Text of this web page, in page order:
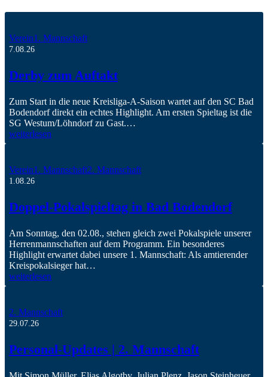
Verein1. Mannschaft
7.08.26
Derby zum Auftakt
Zum Start in die neue Kreisliga-A-Saison wartet auf den SC Bad
Bodendorf direkt ein echtes Highlight. Am ersten Spieltag ist die
SG Westum/Löhndorf zu Gast.…
weiterlesen
Verein1. Mannschaft2. Mannschaft
1.08.26
Doppel-Pokalspieltag in Bad Bodendorf
Am Sonntag, den 02.08., stehen gleich zwei Pokalspiele unserer
Herrenmannschaften auf dem Programm. Ein besonderes
Highlight erwartet dabei unsere 1. Mannschaft: Als amtierender
Kreispokalsieger hat…
weiterlesen
2. Mannschaft
29.07.26
Personal-Updates | 2. Mannschaft